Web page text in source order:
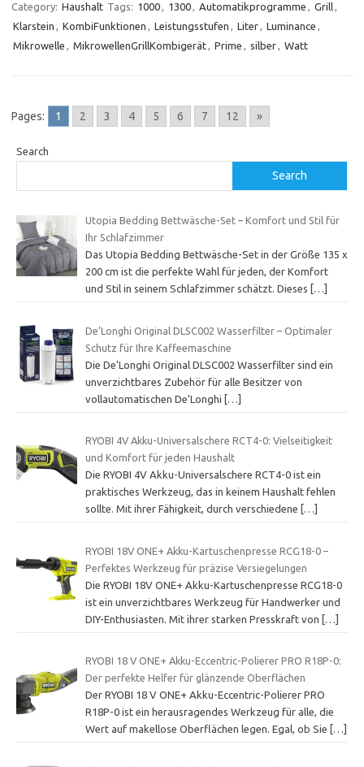
Category: Haushalt Tags: 1000, 1300, Automatikprogramme , Grill,
Klarstein , KombiFunktionen , Leistungsstufen , Liter, Luminance ,
Mikrowelle , MikrowellenGrillKombigerät, Prime , silber, Watt
Pages: 1 2 3 4 5 6 7 12 »
Search
Search
Utopia Bedding Bettwäsche-Set – Komfort und Stil für
Ihr Schlafzimmer
Das Utopia Bedding Bettwäsche-Set in der Größe 135 x
200 cm ist die perfekte Wahl für jeden, der Komfort
und Stil in seinem Schlafzimmer schätzt. Dieses
[…]
De’Longhi Original DLSC002 Wasserfilter – Optimaler
Schutz für Ihre Kaffeemaschine
Die De’Longhi Original DLSC002 Wasserfilter sind ein
unverzichtbares Zubehör für alle Besitzer von
vollautomatischen De’Longhi […]
RYOBI 4V Akku-Universalschere RCT4-0: Vielseitigkeit
und Komfort für jeden Haushalt
Die RYOBI 4V Akku-Universalschere RCT4-0 ist ein
praktisches Werkzeug, das in keinem Haushalt fehlen
sollte. Mit ihrer Fähigkeit, durch verschiedene
[…]
RYOBI 18V ONE+ Akku-Kartuschenpresse RCG18-0 –
Perfektes Werkzeug für präzise Versiegelungen
Die RYOBI 18V ONE+ Akku-Kartuschenpresse RCG18-0
ist ein unverzichtbares Werkzeug für Handwerker und
DIY-Enthusiasten. Mit ihrer starken Presskraft von […]
RYOBI 18 V ONE+ Akku-Eccentric-Polierer PRO R18P-0:
Der perfekte Helfer für glänzende Oberflächen
Der RYOBI 18 V ONE+ Akku-Eccentric-Polierer PRO
R18P-0 ist ein herausragendes Werkzeug für alle, die
Wert auf makellose Oberflächen legen. Egal, ob Sie
[…]